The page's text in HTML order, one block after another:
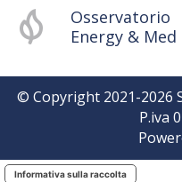
Osservatorio
Energy & Med
© Copyright 2021-2026
P.iva
Informativa sulla raccolta